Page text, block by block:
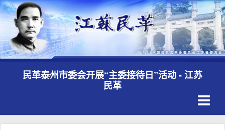
民革泰州市委会开展“主委接待日”活动 - 江苏
民革